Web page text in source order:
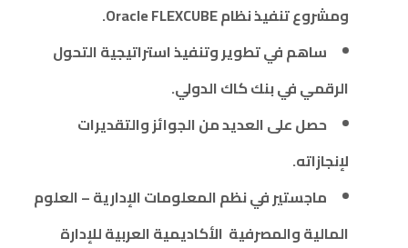
ومشروع تنفيذ نظام Oracle FLEXCUBE.
ساهم في تطوير وتنفيذ استراتيجية التحول
الرقمي في بنك كاك الدولي.
حصل على العديد من الجوائز والتقديرات
لإنجازاته.
ماجستير في نظم المعلومات الإدارية – العلوم
المالية والمصرفية الأكاديمية العربية للإدارة